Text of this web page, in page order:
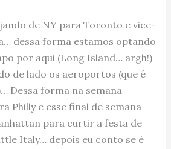
de NY para Toronto e vice-
dessa forma estamos optando
por aqui (Long Island… argh!)
de lado os aeroportos (que é
Dessa forma na semana
Philly e esse final de semana
para curtir a festa de
Italy… depois eu conto se é